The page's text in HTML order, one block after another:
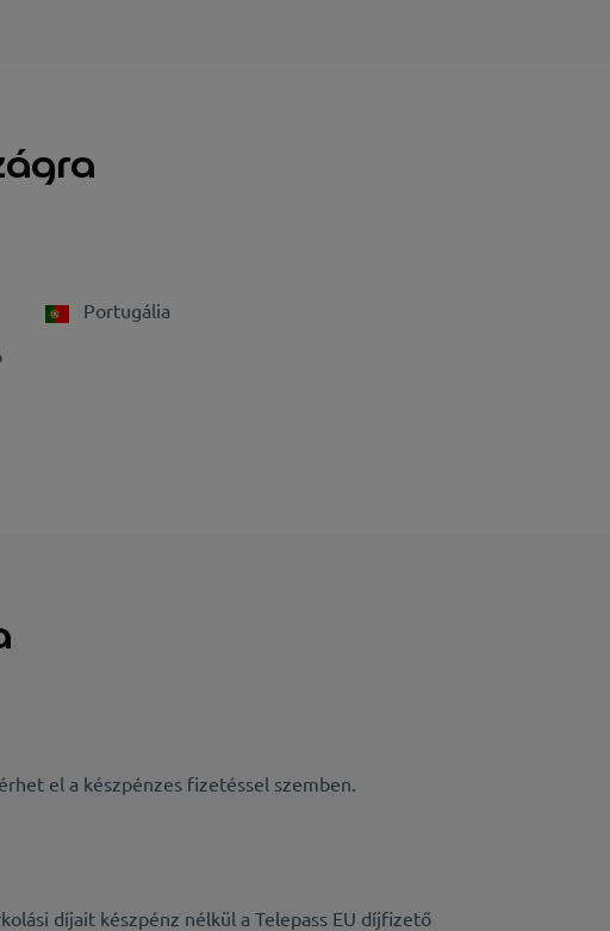
Portugália
el a készpénzes fizetéssel szemben.
díjait készpénz nélkül a Telepass EU díjfizető